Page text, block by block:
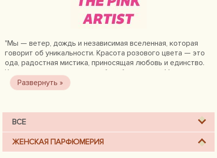
"Мы — ветер, дождь и независимая вселенная, которая
говорит об уникальности. Красота розового цвета — это
ода, радостная мистика, приносящая любовь и единство.
Какая сила, какая разница в борьбе за жизнь. У кого
хватает смелости бороться только за это? Сила розового
цвета, сила цветов — мы все о ней слышали; но какая
верим в розовый цвет!" - Розовый художник.
ВСЕ
ЖЕНСКАЯ ПАРФЮМЕРИЯ